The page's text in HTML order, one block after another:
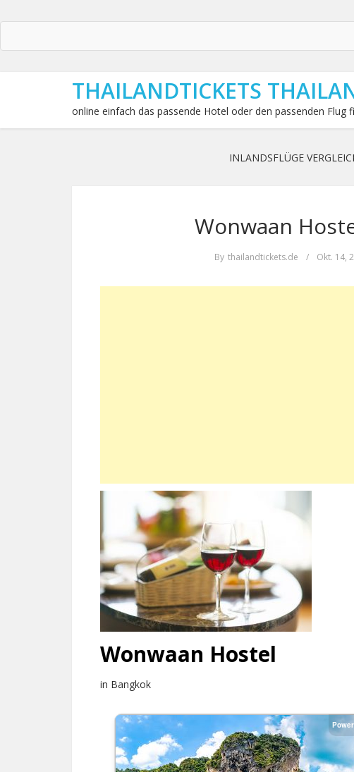
THAILANDTICKETS
online einfach das passende Hotel oder den passenden Flug
INLANDSFLÜGE
Wonwaan
By thailandtickets.de / Okt. 14,
Wonwaan Hostel
in Bangkok